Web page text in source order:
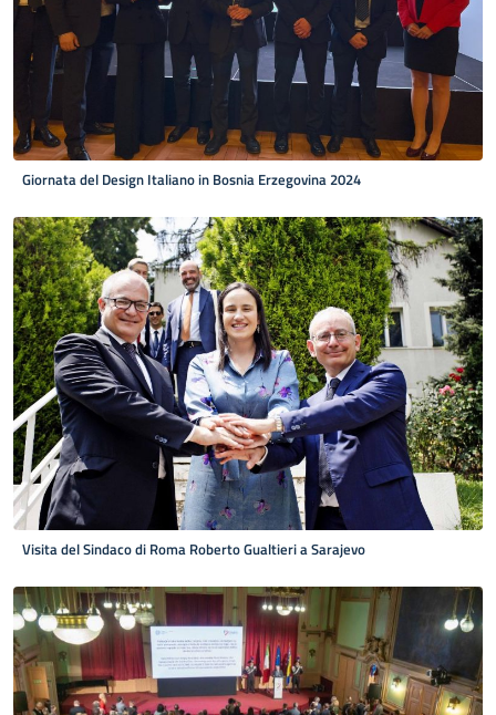
Giornata del Design Italiano in Bosnia Erzegovina 2024
Visita del Sindaco di Roma Roberto Gualtieri a Sarajevo